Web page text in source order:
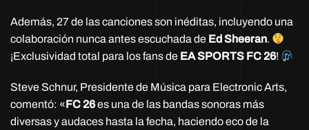
Además, 27 de las canciones son inéditas, incluyendo una
colaboración nunca antes escuchada de Ed Sheeran.
¡Exclusividad total para los fans de EA SPORTS FC 26!
Steve Schnur, Presidente de Música para Electronic Arts,
comentó: «FC 26es una de las bandas sonoras más
diversas y audaces hasta la fecha, haciendo eco de la